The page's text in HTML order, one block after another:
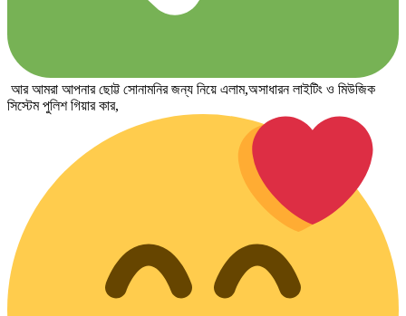
আর আমরা আপনার ছোট্ট সোনামনির জন্য নিয়ে এলাম,অসাধারন লাইটিং ও মিউজিক
সিস্টেম পুলিশ গিয়ার কার,